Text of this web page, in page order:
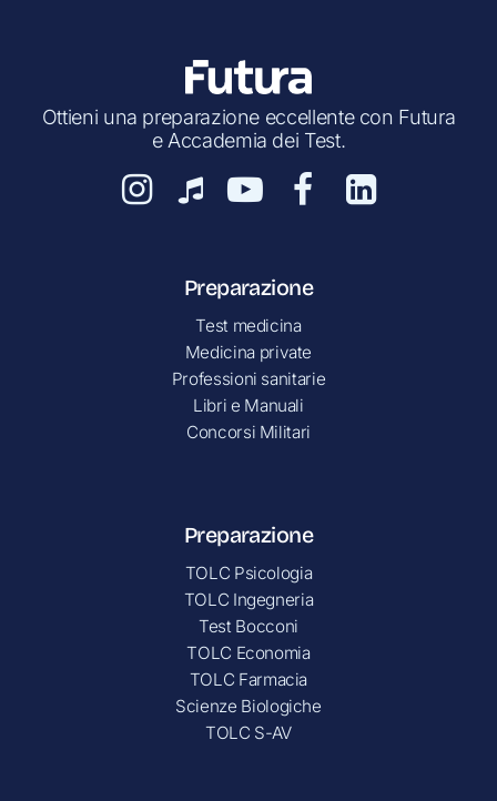
Ottieni una preparazione eccellente con Futura
e Accademia dei Test.
Preparazione
Test medicina
Medicina private
Professioni sanitarie
Libri e Manuali
Concorsi Militari
Preparazione
TOLC Psicologia
TOLC Ingegneria
Test Bocconi
TOLC Economia
TOLC Farmacia
Scienze Biologiche
TOLC S-AV